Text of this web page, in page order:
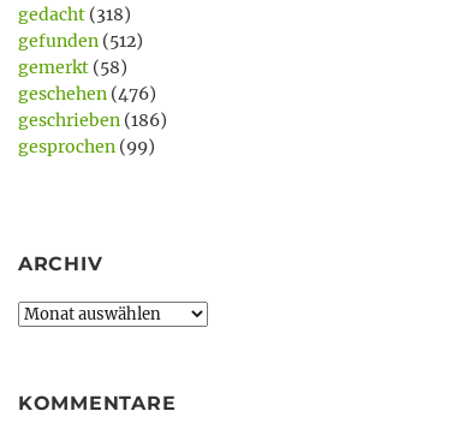
gedacht(318)
gefunden(512)
gemerkt(58)
geschehen(476)
geschrieben(186)
gesprochen(99)
ARCHIV
Archiv
KOMMENTARE